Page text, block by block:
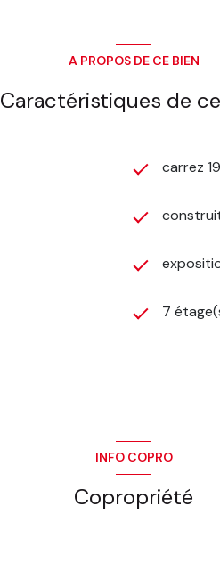
A PROPOS DE CE BIEN
Caractéristiques de
carrez
7
INFO COPRO
Copropriété